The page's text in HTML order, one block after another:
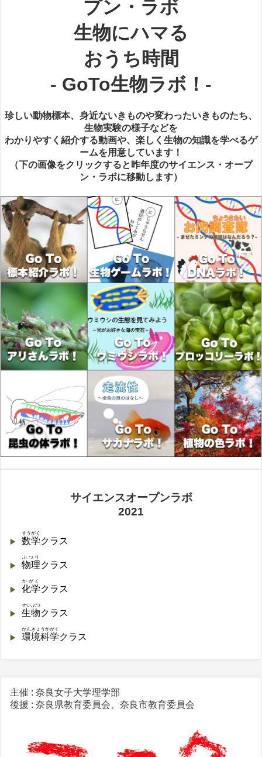
プン・ラボ
生物にハマる
おうち時間
- GoTo生物ラボ！-
珍しい動物標本、身近ないきものや変わったいきものたち、
生物実験の様子などを
わかりやすく紹介する動画や、楽しく生物の知識を学べるゲ
ームを用意しています！
（下の画像をクリックすると昨年度のサイエンス・オープ
ン・ラボに移動します）
サイエンスオープンラボ
2021
数学
すうがく
クラス
物理
ぶつり
クラス
化学
かがく
クラス
生物
せいぶつ
クラス
環境科学
かんきょうかがく
クラス
主催 : 奈良女子大学理学部
後援 : 奈良県教育委員会、奈良市教育委員会